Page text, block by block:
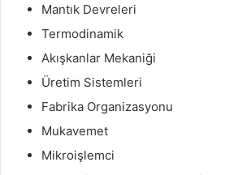
Mantık Devreleri
Termodinamik
Akışkanlar Mekaniği
Üretim Sistemleri
Fabrika Organizasyonu
Mukavemet
Mikroişlemci